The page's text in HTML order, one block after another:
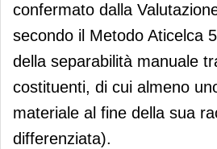
confermato dalla
secondo il Metodo Aticelca
della separabilità manuale
costituenti, di cui almeno
materiale al fine della sua
differenziata).